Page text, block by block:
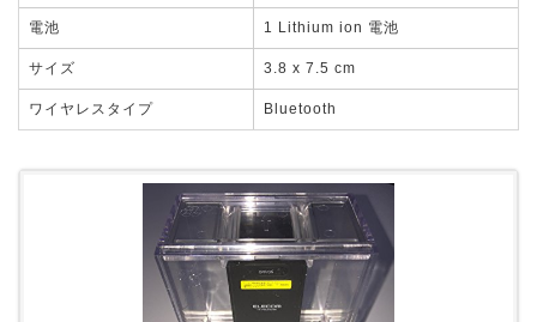
電池 1 Lithium ion 電池
サイズ 3.8 x 7.5 cm
ワイヤレスタイプ Bluetooth